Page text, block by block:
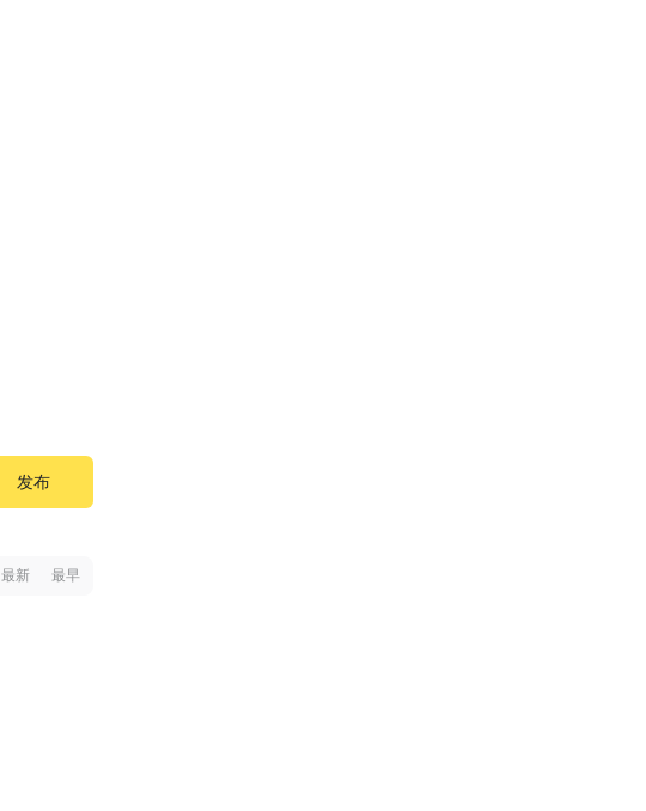
发布
最新 最早